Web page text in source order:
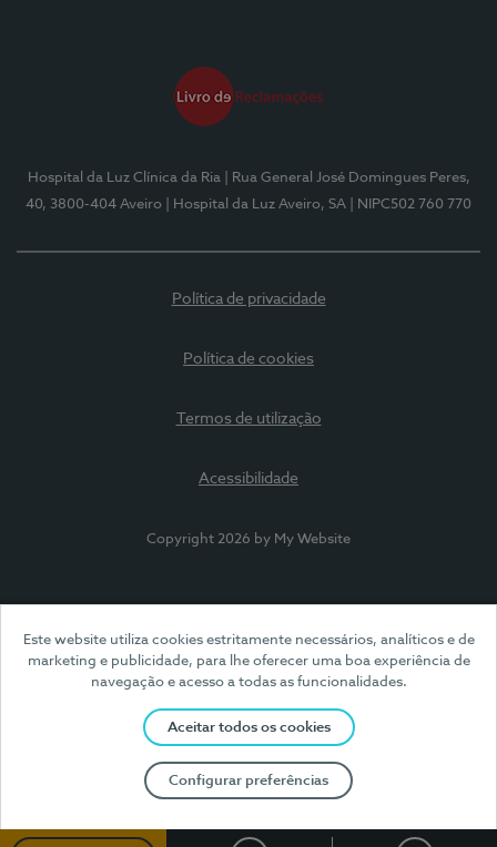
Este website utiliza cookies estritamente necessários, analíticos e de
marketing e publicidade, para lhe oferecer uma boa experiência de
navegação e acesso a todas as funcionalidades.
Aceitar todos os cookies
Configurar preferências
Hospital da Luz Clínica da Ria
| Rua General José Domingues Peres,
40, 3800-404 Aveiro
| Hospital da Luz Aveiro, SA | NIPC502 760 770
Política de privacidade
Política de cookies
Termos de utilização
Acessibilidade
Copyright 2026 by My Website